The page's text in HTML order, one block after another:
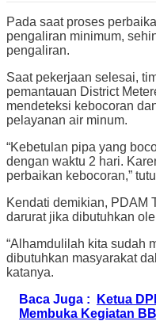
Pada saat proses
pengaliran minimum,
pengaliran.
Saat pekerjaan selesai,
pemantauan District
mendeteksi kebocoran
pelayanan air minum.
“Kebetulan pipa yang
dengan waktu 2 hari.
perbaikan kebocoran,”
Kendati demikian, PDAM
darurat jika dibutuhkan
“Alhamdulilah kita sudah
dibutuhkan masyarakat
katanya.
Baca Juga :
Ketua
Membuka Kegiatan